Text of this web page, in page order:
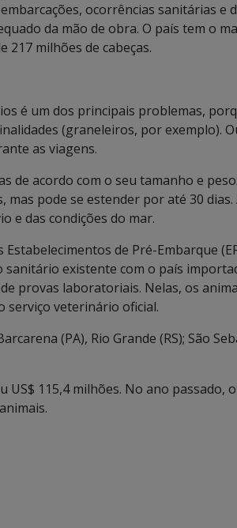
ocorrências sanitárias e
da mão de obra. O país tem o
217 milhões de cabeças.
é um dos principais problemas,
(graneleiros, por exemplo).
as viagens.
de acordo com o seu tamanho e
pode se estender por até 30 dias.
e das condições do mar.
de Pré-Embarque
existente com o país
provas laboratoriais. Nelas, os
serviço veterinário oficial.
(PA), Rio Grande (RS); São
115,4 milhões. No ano passado,